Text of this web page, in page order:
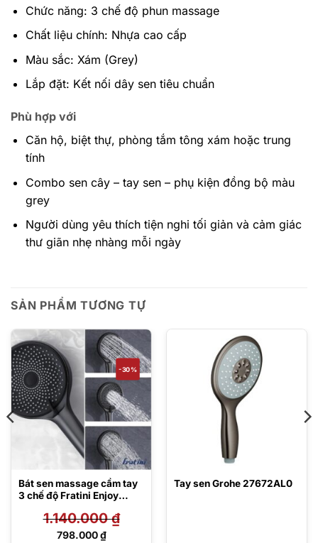
Chức năng: 3 chế độ phun massage
Chất liệu chính: Nhựa cao cấp
Màu sắc: Xám (Grey)
Lắp đặt: Kết nối dây sen tiêu chuẩn
Phù hợp với
Căn hộ, biệt thự, phòng tắm tông xám hoặc trung
tính
Combo sen cây – tay sen – phụ kiện đồng bộ màu
grey
Người dùng yêu thích tiện nghi tối giản và cảm giác
thư giãn nhẹ nhàng mỗi ngày
SẢN PHẨM TƯƠNG TỰ
-30%
Bát sen massage cầm tay
3 chế độ Fratini Enjoy
1.140.000₫
Giá
798.000₫
Tay sen Grohe 27672AL0